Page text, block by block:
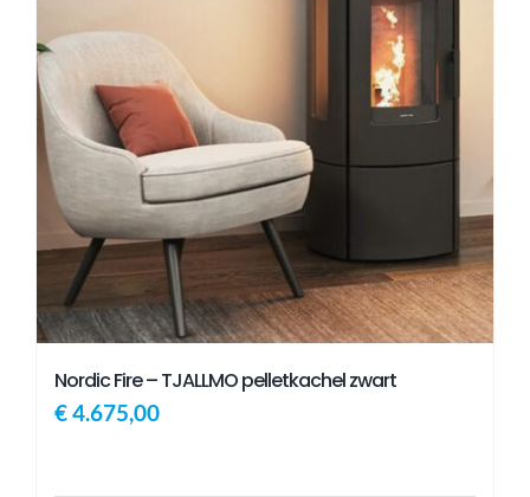
Nordic Fire – TJALLMO pelletkachel zwart
€4.675,00